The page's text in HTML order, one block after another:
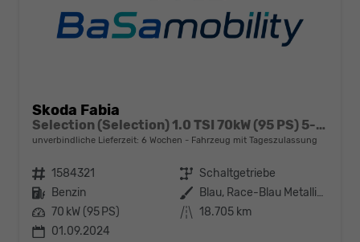
Skoda Fabia
Selection (Selection) 1.0 TSI 70kW (95 PS) 5-Gang Schaltgetriebe
unverbindliche Lieferzeit: 6 Wochen Fahrzeug mit Tageszulassung
Fahrzeugnr. 1584321 Getriebe Schaltgetriebe
Kraftstoff Benzin Außenfarbe
Blau, Race-Blau Metallic (8X)
Leistung 70 kW (95 PS) Kilometerstand 18.705 km
01.09.2024